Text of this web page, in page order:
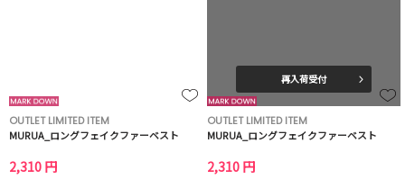
OUTLET LIMITED ITEM
MURUA_ロングフェイクファーベスト
2,310 円
再入荷受付
OUTLET LIMITED ITEM
MURUA_ロングフェイクファーベスト
2,310 円